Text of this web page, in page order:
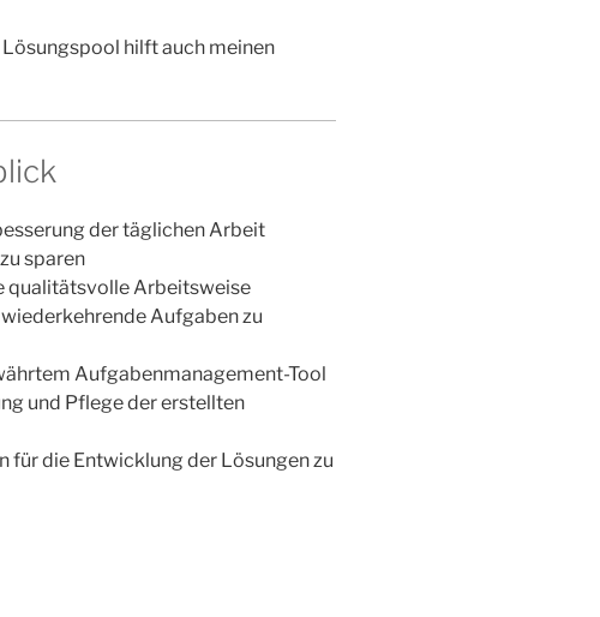
hilft auch meinen
der täglichen Arbeit
sparen
qualitätsvolle Arbeitsweise
Aufgaben zu
Aufgabenmanagement-Tool
und Pflege der erstellten
für die Entwicklung der Lösungen zu